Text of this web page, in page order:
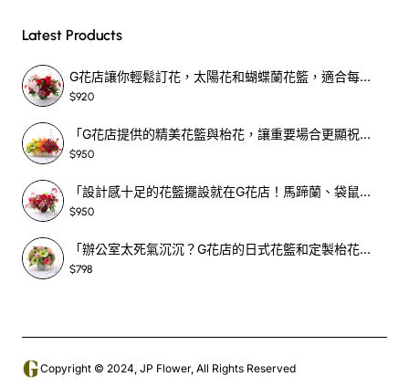
Latest Products
G花店讓你輕鬆訂花，太陽花和蝴蝶蘭花籃，適合每個重要時刻！-SF390
$920
「G花店提供的精美花籃與枱花，讓重要場合更顯祝賀與喜悅，適合各種用場！」-SF398
$950
「設計感十足的花籃擺設就在G花店！馬蹄蘭、袋鼠爪、罌粟花，為你的重大場合增光添彩！」-SF209
$950
「辦公室太死氣沉沉？G花店的日式花籃和定製枱花，為你帶來新鮮感！」-SF465
$798
Copyright © 2024, JP Flower, All Rights Reserved